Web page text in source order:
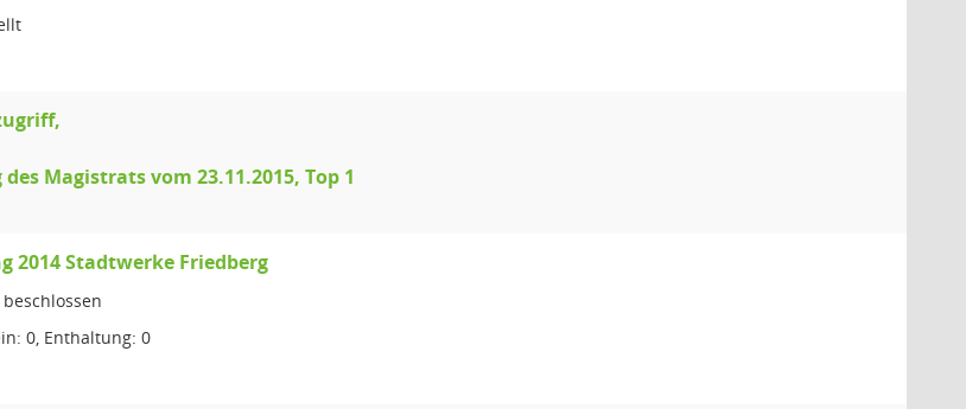
Magistrats vom 23.11.2015, Top 1
2014 Stadtwerke Friedberg
0, Enthaltung: 0